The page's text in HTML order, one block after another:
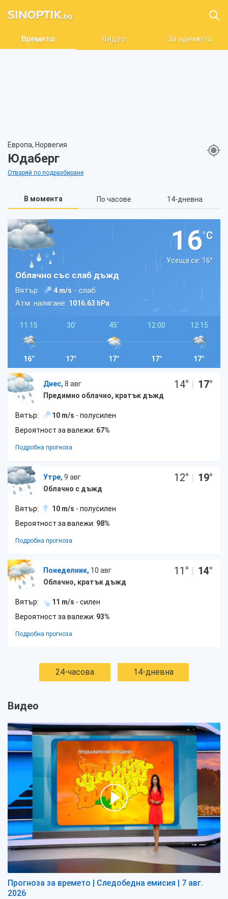
Времето Видео За времето
Европа, Норвегия
Юдаберг
Отваряй по подразбиране
В момента По часове 14-дневна
16°C
Усеща се: 16°
Облачно със слаб дъжд
Вятър: 4 m/s - слаб
Атм. налягане: 1016.63 hPa
11:15
16°
30'
17°
45'
17°
12:00
17°
12:15
17°
Днес, 8 авг
Предимно облачно, кратък дъжд
14° | 17°
Вятър: 10 m/s - полусилен
Вероятност за валежи: 67%
Подробна прогноза
Утре, 9 авг
Облачно с дъжд
12° | 19°
Вятър: 10 m/s - полусилен
Вероятност за валежи: 98%
Подробна прогноза
Понеделник, 10 авг
Облачно, кратък дъжд
11 ° | 14°
Вятър: 11 m/s - силен
Вероятност за валежи: 93%
Подробна прогноза
24-часова 14-дневна
Видео
Прогноза за времето | Следобедна емисия | 7 авг.
2026